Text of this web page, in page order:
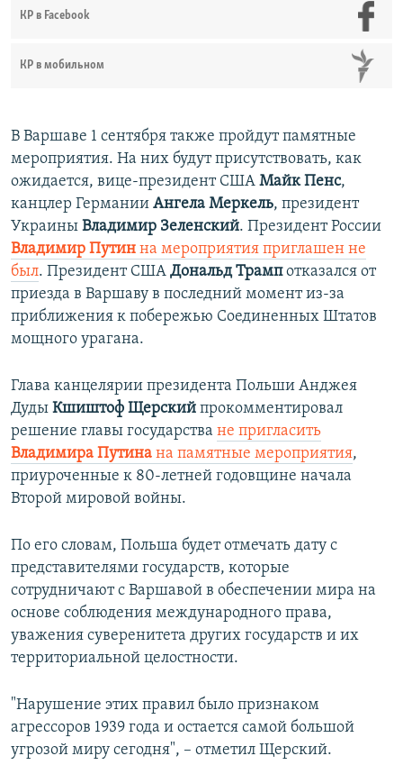
КР в Facebook
КР в мобильном
В Варшаве 1 сентября также пройдут памятные
мероприятия. На них будут присутствовать, как
ожидается, вице-президент США Майк Пенс,
канцлер Германии Ангела Меркель, президент
Украины Владимир Зеленский. Президент России
Владимир Путин на мероприятия приглашен не
был. Президент США Дональд Трампотказался от
приезда в Варшаву в последний момент из-за
приближения к побережью Соединенных Штатов
мощного урагана.
Глава канцелярии президента Польши Анджея
Дуды Кшиштоф Щерский прокомментировал
решение главы государства не пригласить
Владимира Путина на памятные мероприятия,
приуроченные к 80-летней годовщине начала
Второй мировой войны.
По его словам, Польша будет отмечать дату с
представителями государств, которые
сотрудничают с Варшавой в обеспечении мира на
основе соблюдения международного права,
уважения суверенитета других государств и их
территориальной целостности.
"Нарушение этих правил было признаком
агрессоров 1939 года и остается самой большой
угрозой миру сегодня", – отметил Щерский.